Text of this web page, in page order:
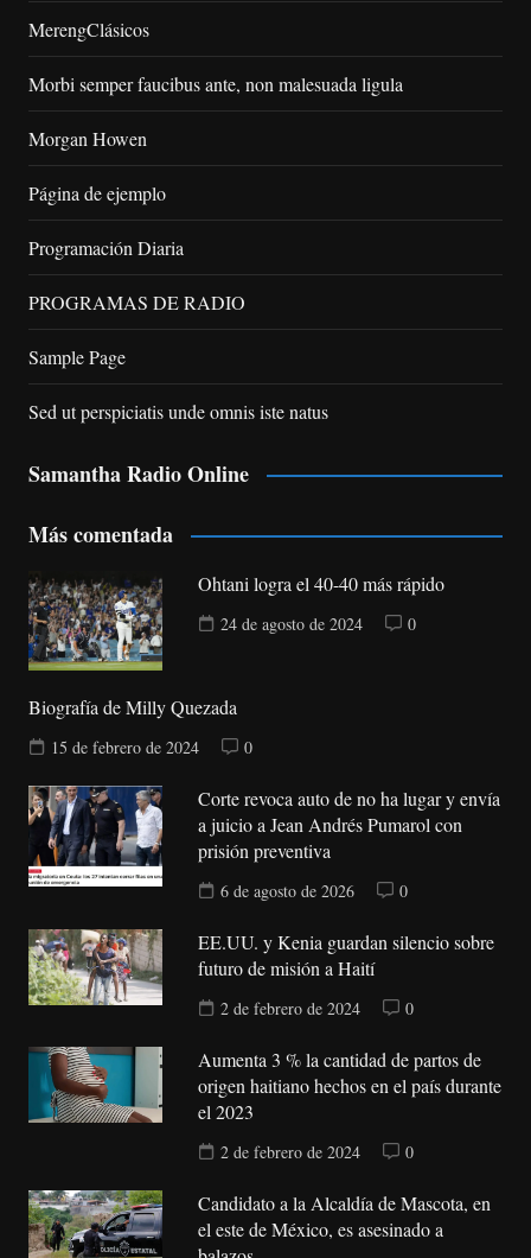
MerengClásicos
Morbi semper faucibus ante, non malesuada ligula
Morgan Howen
Página de ejemplo
Programación Diaria
PROGRAMAS DE RADIO
Sample Page
Sed ut perspiciatis unde omnis iste natus
Samantha Radio Online
Más comentada
Ohtani logra el 40-40 más rápido
24 de agosto de 2024 0
Biografía de Milly Quezada
15 de febrero de 2024 0
Corte revoca auto de no ha lugar y envía
a juicio a Jean Andrés Pumarol con
prisión preventiva
6 de agosto de 2026 0
EE.UU. y Kenia guardan silencio sobre
futuro de misión a Haití
2 de febrero de 2024 0
Aumenta 3 % la cantidad de partos de
origen haitiano hechos en el país durante
el 2023
2 de febrero de 2024 0
Candidato a la Alcaldía de Mascota, en
el este de México, es asesinado a